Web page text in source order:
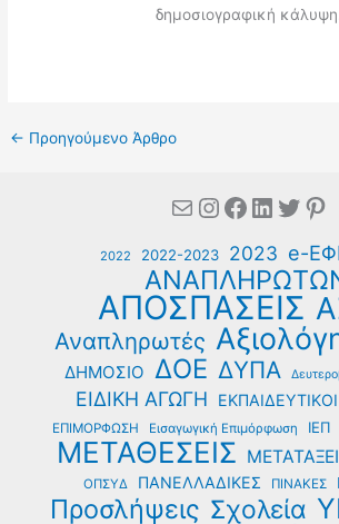
δημοσιογραφική
← Προηγούμενο Άρθρο
MailInstagram
Facebook
Linkedin
2022 2022-2023 2023 e-
ΑΠΟΣΠΑΣΕΙΣ
Αναπληρωτές
ΔΗΜΟΣΙΟ ΔΟΕ ΔΥΠΑ
ΕΙΔΙΚΗ ΑΓΩΓΗ ΕΚΠΑΙΔΕΥΤΙΚΟΙ
ΕΠΙΜΟΡΦΩΣΗ Εισαγωγική Επιμόρφωση ΙΕΠ
ΜΕΤΑΘΕΣΕΙΣ
ΟΠΣΥΔ
ΠΑΝΕΛΛΑΔΙΚΕΣ ΠΙΝΑΚΕΣ
Προσλήψεις Σχολεία